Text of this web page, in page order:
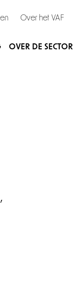
Over het VAF
OVER DE SECTOR